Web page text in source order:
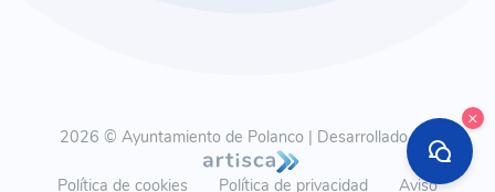
×
2026 © Ayuntamiento de Polanco | Desarrollado por
Política de cookies Política de privacidad Aviso